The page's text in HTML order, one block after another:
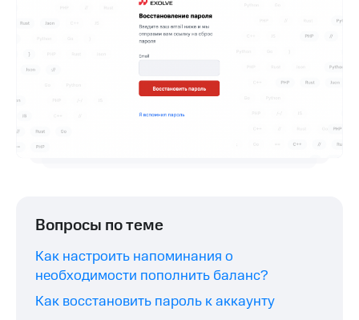
Вопросы по теме
Как настроить напоминания о
необходимости пополнить баланс?
Как восстановить пароль к аккаунту